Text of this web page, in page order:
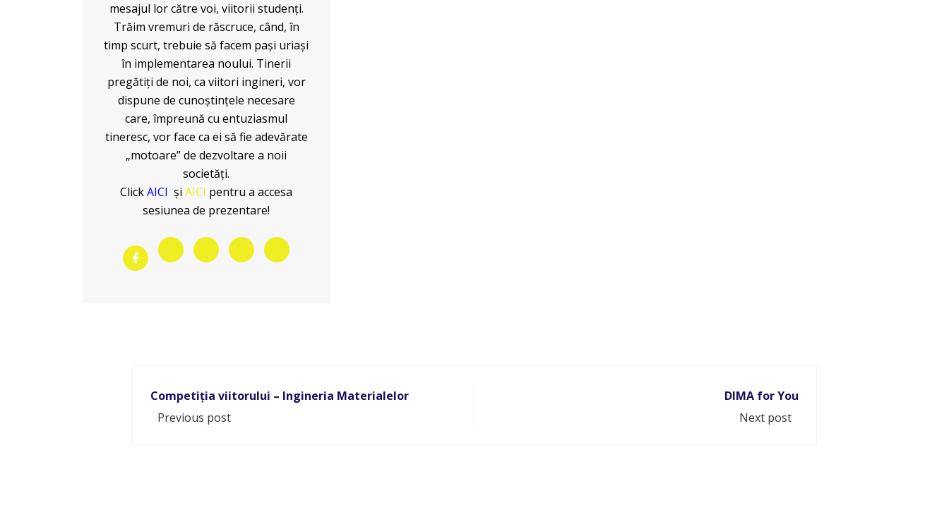
mesajul lor către voi, viitorii studenţi.
Trăim vremuri de răscruce, când, în
timp scurt, trebuie să facem paşi uriaşi
în implementarea noului. Tinerii
pregătiţi de noi, ca viitori ingineri, vor
dispune de cunoştinţele necesare
care, împreună cu entuziasmul
tineresc, vor face ca ei să fie adevărate
„motoare” de dezvoltare a noii
societăţi.
ClickAICI și AICI pentru a accesa
sesiunea de prezentare!
Competiția viitorului – Ingineria Materialelor
Previous post
DIMA for You
Next post